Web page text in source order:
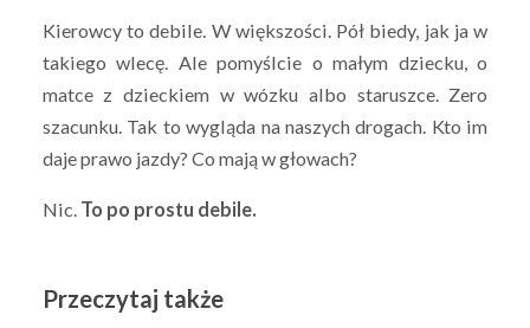
Kierowcy to debile. W większości. Pół biedy, jak ja w
takiego wlecę. Ale pomyślcie o małym dziecku, o
matce z dzieckiem w wózku albo staruszce. Zero
szacunku. Tak to wygląda na naszych drogach. Kto im
daje prawo jazdy? Co mają w głowach?
Nic. To po prostu debile.
Przeczytaj także